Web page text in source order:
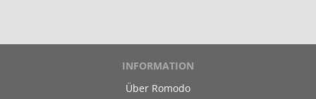
INFORMATION
Über Romodo